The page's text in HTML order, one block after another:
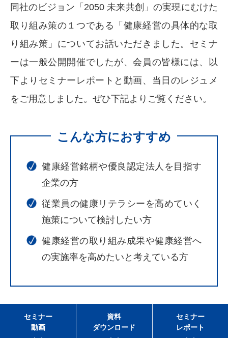
同社のビジョン「2050 未来共創」の実現にむけた
取り組み策の１つである「健康経営の具体的な取
り組み策」についてお話いただきました。セミナ
ーは一般公開開催でしたが、会員の皆様には、以
下よりセミナーレポートと動画、当日のレジュメ
をご用意しました。ぜひ下記よりご覧ください。
こんな方におすすめ
健康経営銘柄や優良認定法人を目指す
企業の方
従業員の健康リテラシーを高めていく
施策について検討したい方
健康経営の取り組み成果や健康経営へ
の実施率を高めたいと考えている方
セミナー
動画
資料
ダウンロード
セミナー
レポート